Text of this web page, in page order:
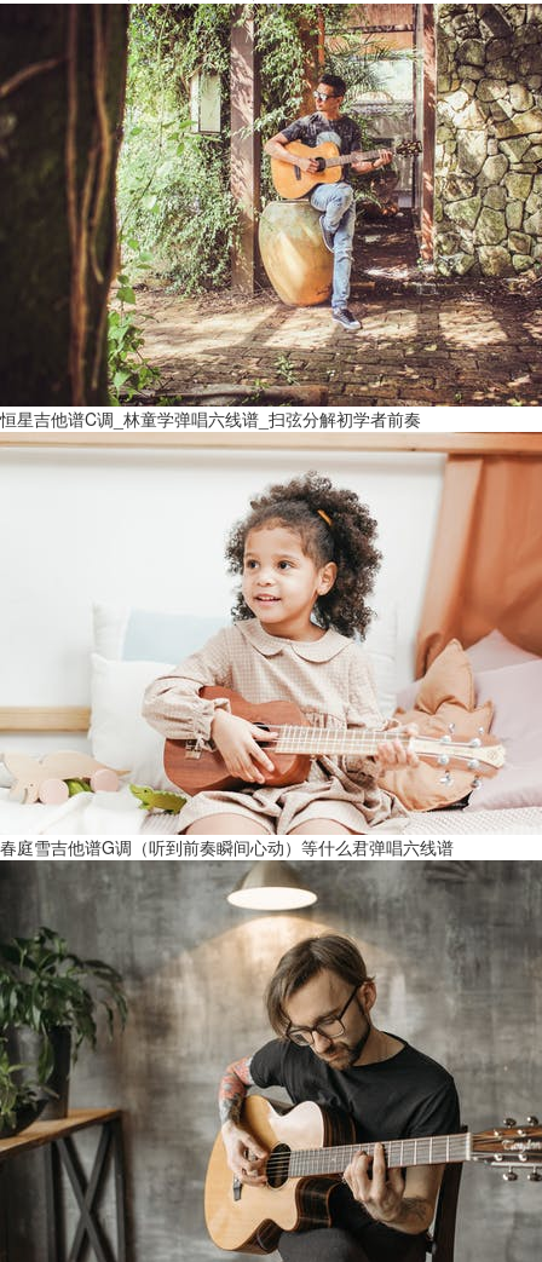
恒星吉他谱C调_林童学弹唱六线谱_扫弦分解初学者前奏
春庭雪吉他谱G调（听到前奏瞬间心动）等什么君弹唱六线谱